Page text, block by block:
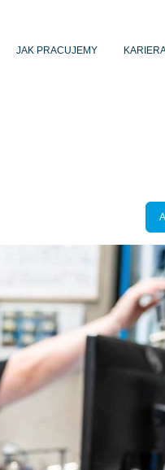
JAK PRACUJEMY